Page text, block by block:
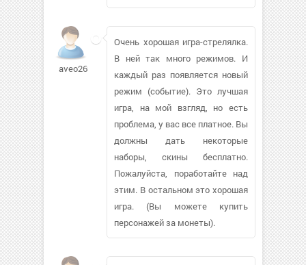
aveo263
Очень хорошая игра-стрелялка.
В ней так много режимов. И
каждый раз появляется новый
режим (событие). Это лучшая
игра, на мой взгляд, но есть
проблема, у вас все платное. Вы
должны дать некоторые
наборы, скины бесплатно.
Пожалуйста, поработайте над
этим. В остальном это хорошая
игра. (Вы можете купить
персонажей за монеты).